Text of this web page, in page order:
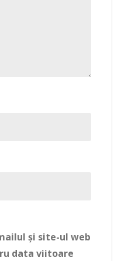
și site-ul web
data viitoare